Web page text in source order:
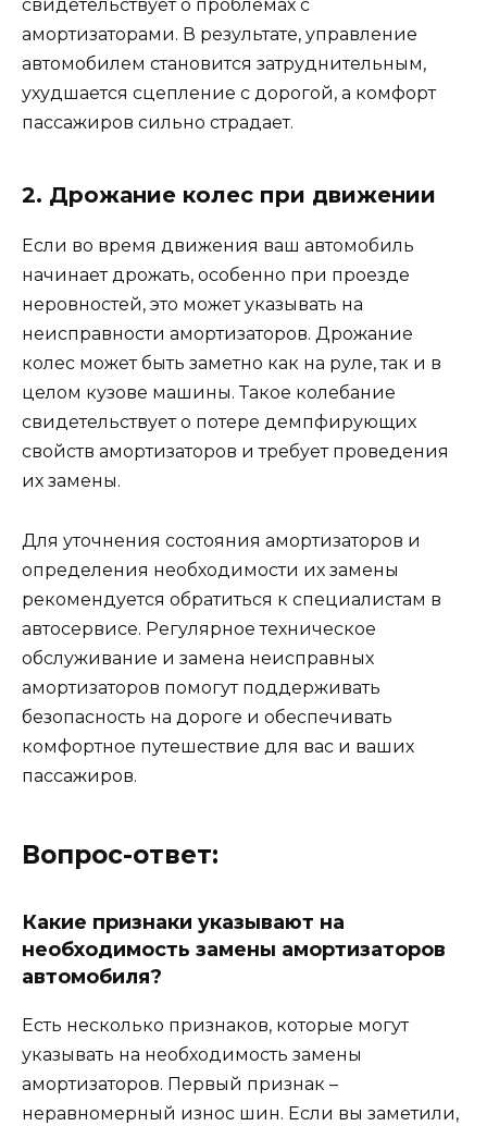
свидетельствует о проблемах с
амортизаторами. В результате, управление
автомобилем становится затруднительным,
ухудшается сцепление с дорогой, а комфорт
пассажиров сильно страдает.
2. Дрожание колес при движении
Если во время движения ваш автомобиль
начинает дрожать, особенно при проезде
неровностей, это может указывать на
неисправности амортизаторов. Дрожание
колес может быть заметно как на руле, так и в
целом кузове машины. Такое колебание
свидетельствует о потере демпфирующих
свойств амортизаторов и требует проведения
их замены.
Для уточнения состояния амортизаторов и
определения необходимости их замены
рекомендуется обратиться к специалистам в
автосервисе. Регулярное техническое
обслуживание и замена неисправных
амортизаторов помогут поддерживать
безопасность на дороге и обеспечивать
комфортное путешествие для вас и ваших
пассажиров.
Вопрос-ответ:
Какие признаки указывают на
необходимость замены амортизаторов
автомобиля?
Есть несколько признаков, которые могут
указывать на необходимость замены
амортизаторов. Первый признак –
неравномерный износ шин. Если вы заметили,